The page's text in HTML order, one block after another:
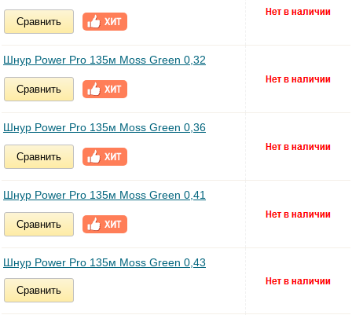
Сравнить
Шнур Power Pro 135м Moss Green 0,32
Сравнить
Шнур Power Pro 135м Moss Green 0,36
Сравнить
Шнур Power Pro 135м Moss Green 0,41
Сравнить
Шнур Power Pro 135м Moss Green 0,43
Сравнить